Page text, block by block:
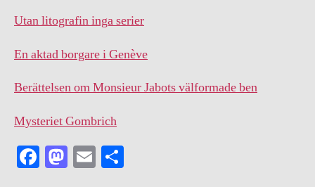
Utan litografin inga serier
En aktad borgare i Genève
Berättelsen om Monsieur Jabots välformade ben
Mysteriet Gombrich
Fa M E